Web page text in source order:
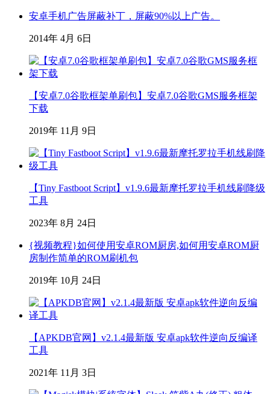
安卓手机广告屏蔽补丁，屏蔽90%以上广告。
2014年 4月 6日
【安卓7.0谷歌框架单刷包】安卓7.0谷歌GMS服务框架
下载
2019年 11月 9日
【Tiny Fastboot Script】v1.9.6最新摩托罗拉手机线刷降级
工具
2023年 8月 24日
{视频教程}如何使用安卓ROM厨房,如何用安卓ROM厨
房制作简单的ROM刷机包
2019年 10月 24日
【APKDB官网】v2.1.4最新版 安卓apk软件逆向反编译
工具
2021年 11月 3日